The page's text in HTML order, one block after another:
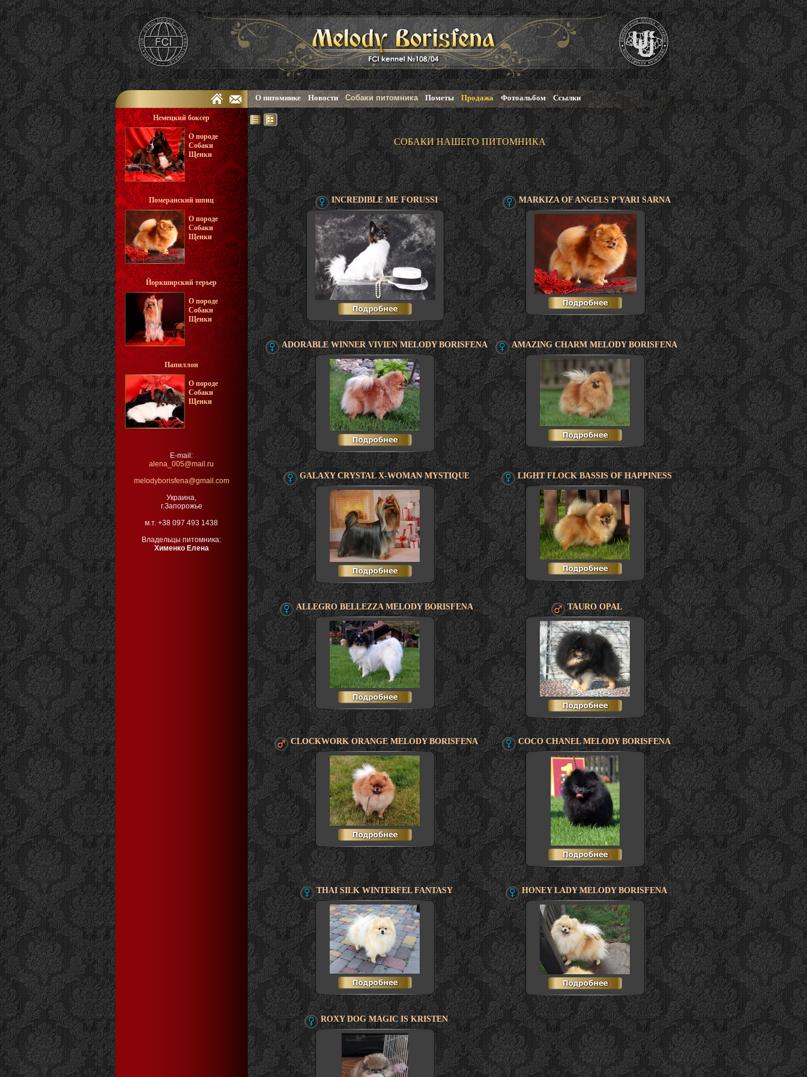
Немецкий боксер
О породе
Собаки
Щенки
Померанский шпиц
О породе
Собаки
Щенки
Йоркширский терьер
О породе
Собаки
Щенки
Папиллон
О породе
Собаки
Щенки
E-mail:
alena_005@mail.ru
melodyborisfena@gmail.com
Украина,
г.Запорожье
м.т. +38 097 493 1438
Владельцы питомника:
Хименко Елена
О питомнике Новости Собаки питомника Пометы Продажа Фотоальбом Ссылки
СОБАКИ НАШЕГО ПИТОМНИКА
INCREDIBLE ME FORUSSI MARKIZA OF ANGELS P'YARI SARNA
ADORABLE WINNER VIVIEN MELODY BORISFENA AMAZING CHARM MELODY BORISFENA
GALAXY CRYSTAL X-WOMAN MYSTIQUE LIGHT FLOCK BASSIS OF HAPPINESS
ALLEGRO BELLEZZA MELODY BORISFENA TAURO OPAL
CLOCKWORK ORANGE MELODY BORISFENA COCO CHANEL MELODY BORISFENA
THAI SILK WINTERFEL FANTASY HONEY LADY MELODY BORISFENA
ROXY DOG MAGIC IS KRISTEN